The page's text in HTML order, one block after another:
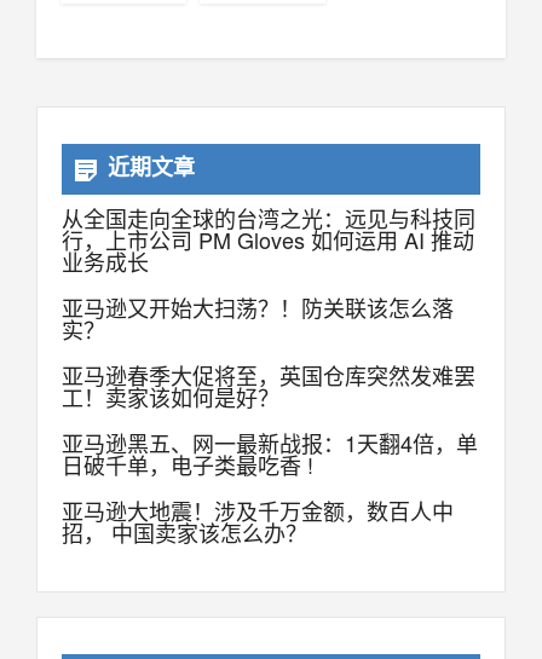
近期文章
从全国走向全球的台湾之光：远见与科技同
行，上市公司 PM Gloves 如何运用 AI 推动
业务成长
亚马逊又开始大扫荡？！防关联该怎么落
实？
亚马逊春季大促将至，英国仓库突然发难罢
工！卖家该如何是好？
亚马逊黑五、网一最新战报：1天翻4倍，单
日破千单，电子类最吃香 !
亚马逊大地震！涉及千万金额，数百人中
招， 中国卖家该怎么办？